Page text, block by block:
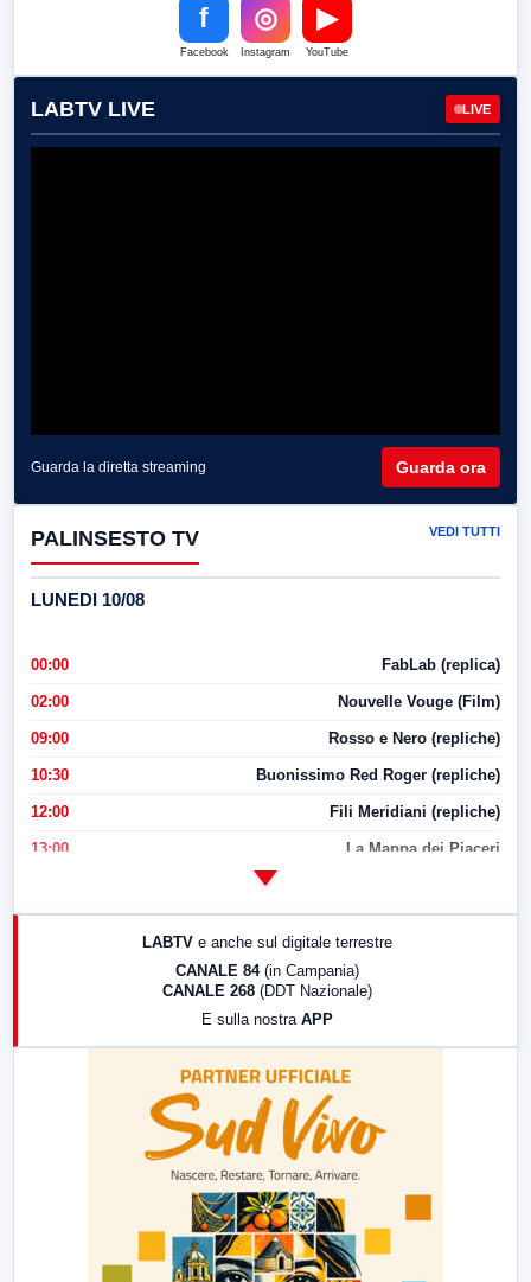
f
Facebook
◎
Instagram
▶
YouTube
LABTV LIVE LIVE
Guarda la diretta streaming Guarda ora
PALINSESTO TV VEDI TUTTI
LUNEDI 10/08
00:00 FabLab (replica)
02:00 Nouvelle Vouge (Film)
09:00 Rosso e Nero (repliche)
10:30 Buonissimo Red Roger (repliche)
12:00 Fili Meridiani (repliche)
13:00 La Mappa dei Piaceri
LABTV e anche sul digitale terrestre
CANALE 84 (in Campania)
CANALE 268 (DDT Nazionale)
E sulla nostra APP